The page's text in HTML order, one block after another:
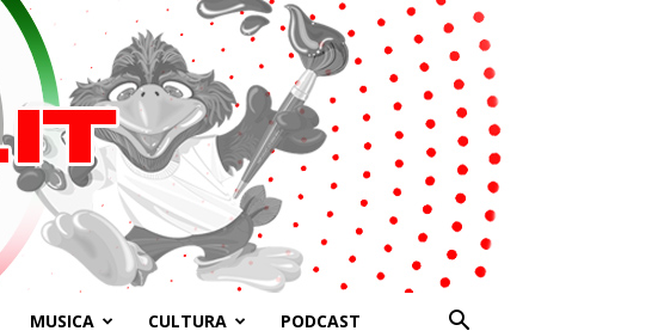
MUSICA CULTURA PODCAST